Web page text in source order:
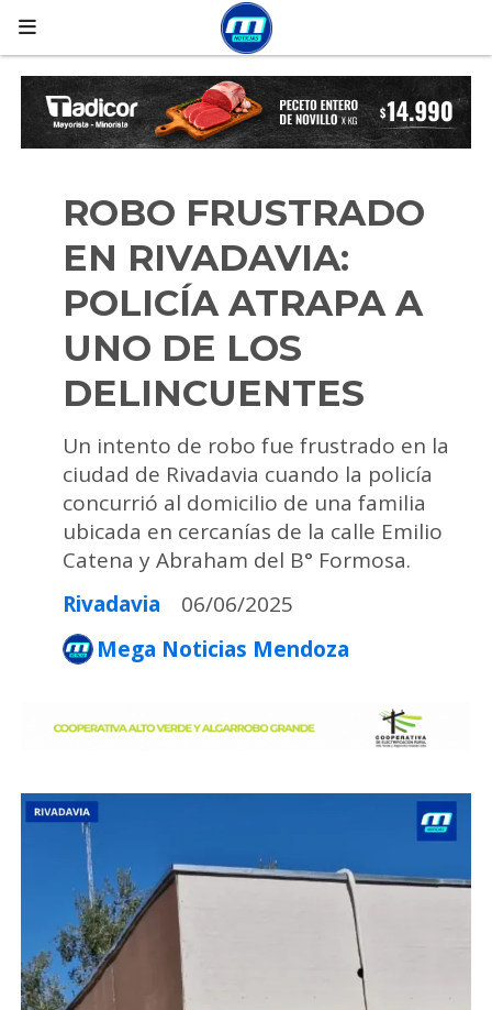
ROBO FRUSTRADO
EN RIVADAVIA:
POLICÍA ATRAPA A
UNO DE LOS
DELINCUENTES
Un intento de robo fue frustrado en la
ciudad de Rivadavia cuando la policía
concurrió al domicilio de una familia
ubicada en cercanías de la calle Emilio
Catena y Abraham del B° Formosa.
Rivadavia
06/06/2025
Mega Noticias Mendoza